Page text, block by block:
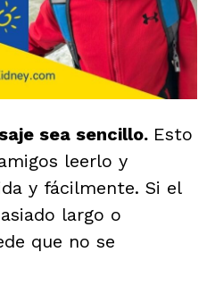
sea sencillo. Esto
leerlo y
y fácilmente. Si el
largo o
que no se